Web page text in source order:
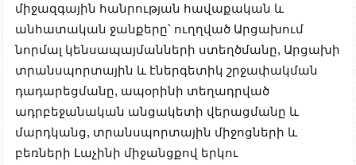
միջազգային հանրության հավաքական և
անհատական ​​ջանքերը՝ ուղղված Արցախում
նորմալ կենսապայմանների ստեղծմանը, Արցախի
տրանսպորտային և էներգետիկ շրջափակման
դադարեցմանը, ապօրինի տեղադրված
ադրբեջանական անցակետի վերացմանը և
մարդկանց, տրանսպորտային միջոցների և
բեռների Լաչինի միջանցքով երկու